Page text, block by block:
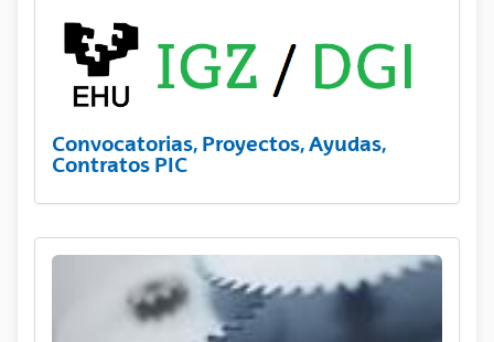
Convocatorias, Proyectos, Ayudas,
Contratos PIC